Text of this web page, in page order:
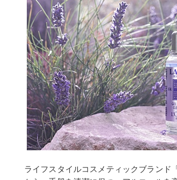
ライフスタイルコスメティックブランド